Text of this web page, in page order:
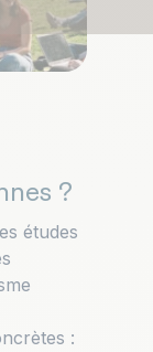
?
études
: